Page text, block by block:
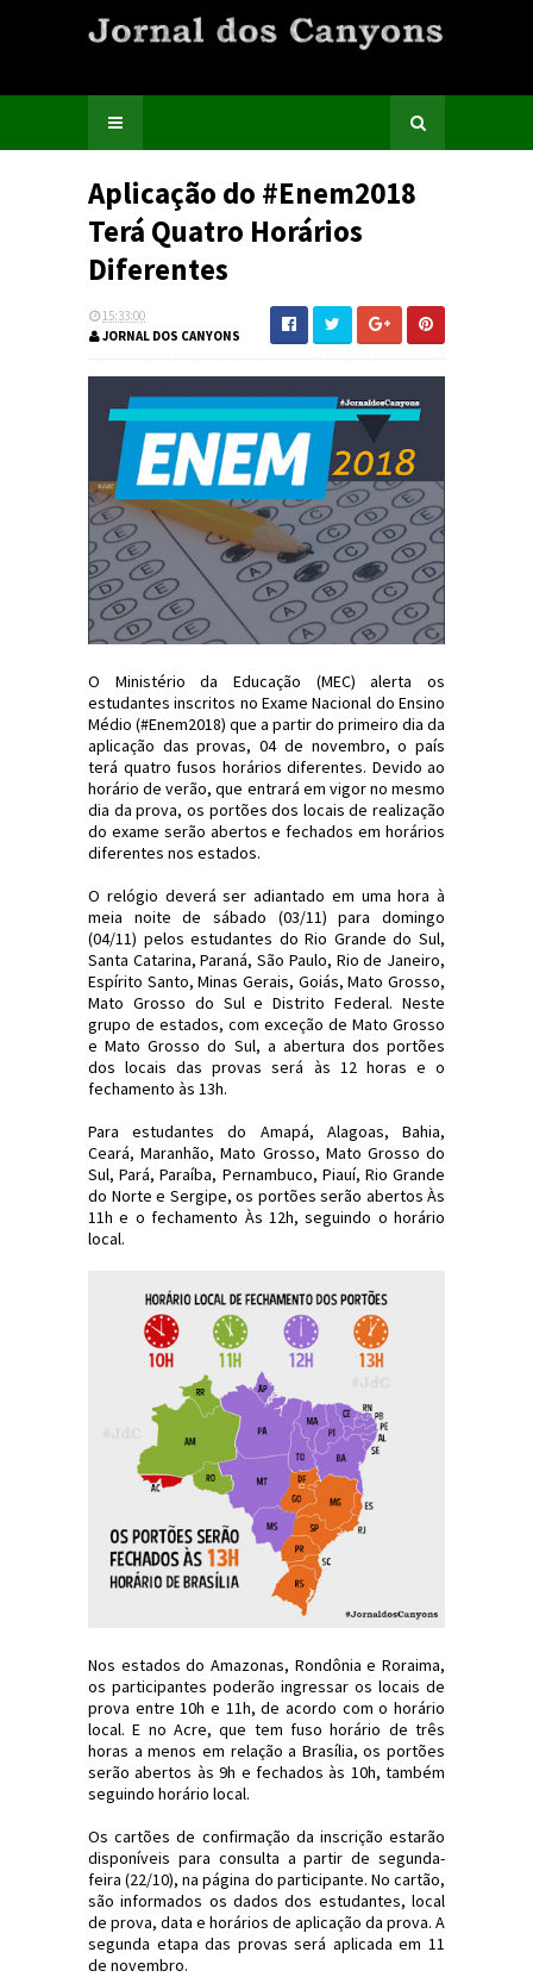
Aplicação do #Enem2018
Terá Quatro Horários
Diferentes
15:33:00
JORNAL DOS CANYONS
O Ministério da Educação (MEC) alerta os
estudantes inscritos no Exame Nacional do Ensino
Médio (#Enem2018) que a partir do primeiro dia da
aplicação das provas, 04 de novembro, o país
terá quatro fusos horários diferentes. Devido ao
horário de verão, que entrará em vigor no mesmo
dia da prova, os portões dos locais de realização
do exame serão abertos e fechados em horários
diferentes nos estados.
O relógio deverá ser adiantado em uma hora à
meia noite de sábado (03/11) para domingo
(04/11) pelos estudantes do Rio Grande do Sul,
Santa Catarina, Paraná, São Paulo, Rio de Janeiro,
Espírito Santo, Minas Gerais, Goiás, Mato Grosso,
Mato Grosso do Sul e Distrito Federal. Neste
grupo de estados, com exceção de Mato Grosso
e Mato Grosso do Sul, a abertura dos portões
dos locais das provas será às 12 horas e o
fechamento às 13h.
Para estudantes do Amapá, Alagoas, Bahia,
Ceará, Maranhão, Mato Grosso, Mato Grosso do
Sul, Pará, Paraíba, Pernambuco, Piauí, Rio Grande
do Norte e Sergipe, os portões serão abertos Às
11h e o fechamento Às 12h, seguindo o horário
local.
Nos estados do Amazonas, Rondônia e Roraima,
os participantes poderão ingressar os locais de
prova entre 10h e 11h, de acordo com o horário
local. E no Acre, que tem fuso horário de três
horas a menos em relação a Brasília, os portões
serão abertos às 9h e fechados às 10h, também
seguindo horário local.
Os cartões de confirmação da inscrição estarão
disponíveis para consulta a partir de segunda-
feira (22/10), na página do participante. No cartão,
são informados os dados dos estudantes, local
de prova, data e horários de aplicação da prova. A
segunda etapa das provas será aplicada em 11
de novembro.